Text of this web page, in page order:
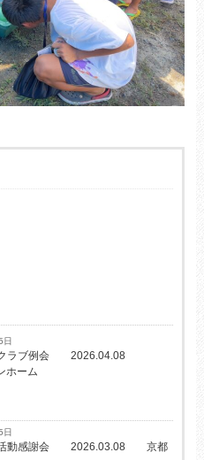
日
クラブ例会 2026.04.08
ホーム
日
活動感謝会 2026.03.08 京都